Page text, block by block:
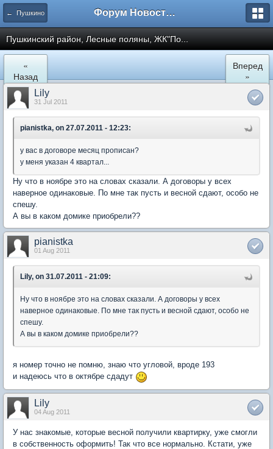
← Пушкино Форум Новостройки
Пушкинский район, Лесные поляны, ЖК"По...
«
Назад
Вперед
»
Lily
31 Jul 2011
pianistka, on 27.07.2011 - 12:23:
у вас в договоре месяц прописан?
у меня указан 4 квартал...
Ну что в ноябре это на словах сказали. А договоры у всех
наверное одинаковые. По мне так пусть и весной сдают, особо не
спешу.
А вы в каком домике приобрели??
pianistka
01 Aug 2011
Lily, on 31.07.2011 - 21:09:
Ну что в ноябре это на словах сказали. А договоры у всех
наверное одинаковые. По мне так пусть и весной сдают, особо не
спешу.
А вы в каком домике приобрели??
я номер точно не помню, знаю что угловой, вроде 193
и надеюсь что в октябре сдадут
Lily
04 Aug 2011
У нас знакомые, которые весной получили квартирку, уже смогли
в собственность оформить! Так что все нормально. Кстати, уже